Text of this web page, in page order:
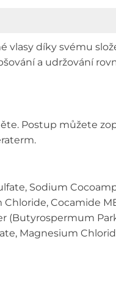
díky svému
a udržování
Postup můžete
Sodium
Cocamide
(Butyrospermum
Magnesium